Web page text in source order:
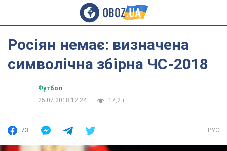
Росіян немає: визначена
символічна збірна ЧС-2018
Футбол
25.07.2018 12:24
17,2 т.
73 РУС